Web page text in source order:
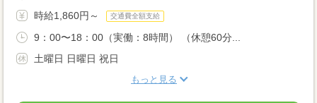
時給1,860円～ 交通費全額支給
9：00〜18：00（実働：8時間） （休憩60分...
土曜日 日曜日 祝日
もっと見る